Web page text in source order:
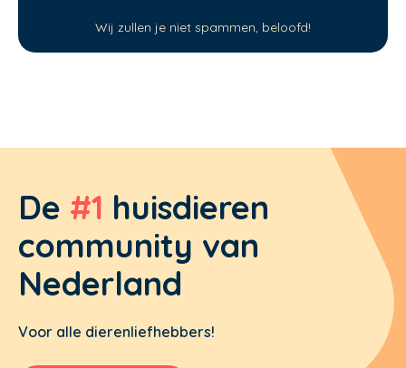
Wij zullen je niet spammen, beloofd!
De #1 huisdieren
community van
Nederland
Voor alle dierenliefhebbers!